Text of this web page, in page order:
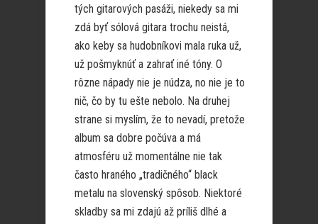
tých gitarových pasáži, niekedy sa mi
zdá byť sólová gitara trochu neistá,
ako keby sa hudobníkovi mala ruka už,
už pošmyknúť a zahrať iné tóny. O
rôzne nápady nie je núdza, no nie je to
nič, čo by tu ešte nebolo. Na druhej
strane si myslím, že to nevadí, pretože
album sa dobre počúva a má
atmosféru už momentálne nie tak
často hraného „tradičného“ black
metalu na slovenský spôsob. Niektoré
skladby sa mi zdajú až príliš dlhé a